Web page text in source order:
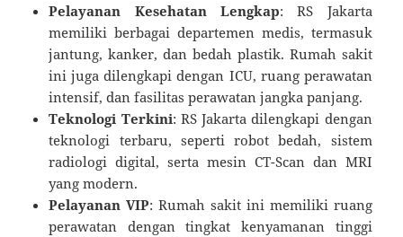
Pelayanan Kesehatan Lengkap: RS Jakarta
memiliki berbagai departemen medis, termasuk
jantung, kanker, dan bedah plastik. Rumah sakit
ini juga dilengkapi dengan ICU, ruang perawatan
intensif, dan fasilitas perawatan jangka panjang.
Teknologi Terkini: RS Jakarta dilengkapi dengan
teknologi terbaru, seperti robot bedah, sistem
radiologi digital, serta mesin CT-Scan dan MRI
yang modern.
Pelayanan VIP: Rumah sakit ini memiliki ruang
perawatan dengan tingkat kenyamanan tinggi